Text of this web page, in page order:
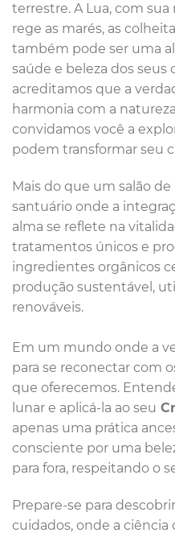
terrestre. A Lua, com
rege as marés, as
também pode ser uma
saúde e beleza dos seus
acreditamos que a
harmonia com a
convidamos você a
podem transformar seu
Mais do que um salão
santuário onde a
alma se reflete na
tratamentos únicos e
ingredientes orgânicos
produção sustentável,
renováveis.
Em um mundo onde a
para se reconectar com
que oferecemos.
lunar e aplicá-la ao seu
apenas uma prática
consciente por uma
para fora, respeitando o
Prepare-se para
cuidados, onde a ciência